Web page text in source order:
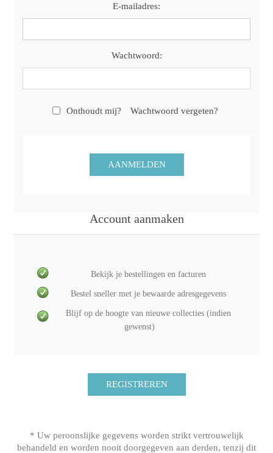
E-mailadres:
Wachtwoord:
Onthoudt mij? Wachtwoord vergeten?
Account aanmaken
Bekijk je bestellingen en facturen
Bestel sneller met je bewaarde adresgegevens
Blijf op de hoogte van nieuwe collecties (indien
gewenst)
* Uw peroonslijke gegevens worden strikt vertrouwelijk
behandeld en worden nooit doorgegeven aan derden, tenzij dit